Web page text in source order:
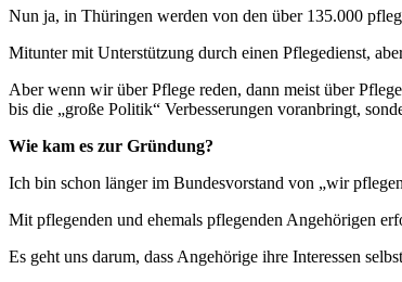
Nun ja, in Thüringen werden von den über 135.000
Mitunter mit Unterstützung durch einen Pflegedienst,
Aber wenn wir über Pflege reden, dann meist über
bis die „große Politik“ Verbesserungen voranbringt,
Wie kam es zur Gründung?
Ich bin schon länger im Bundesvorstand von „wir
Mit pflegenden und ehemals pflegenden Angehörigen
Es geht uns darum, dass Angehörige ihre Interessen